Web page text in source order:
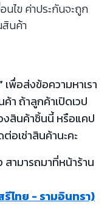
ไข ค่าประกันจะถูก
สินค้า
เพื่อส่งข้อความหาเรา
า ถ้าลูกค้าเปิดเวป
สินค้าชิ้นนี้ หรือแคป
อเช่าสินค้านะคะ
ามารถมาที่หน้าร้าน
ไทย - รามอินทรา)